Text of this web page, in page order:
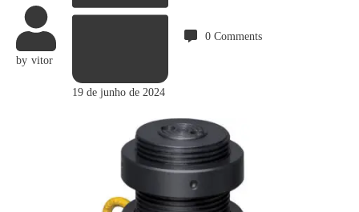
by vitor
19 de junho de 2024
0 Comments